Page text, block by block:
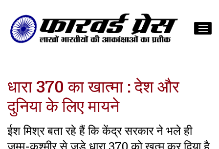
धारा 370 का खात्मा : देश और
दुनिया के लिए मायने
ईश मिश्र बता रहे हैं कि केंद्र सरकार ने भले ही